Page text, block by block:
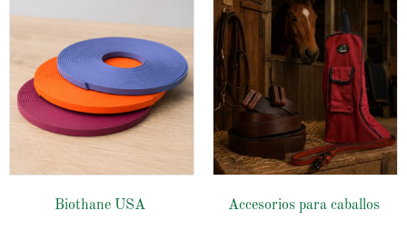
Biothane USA Accesorios para caballos